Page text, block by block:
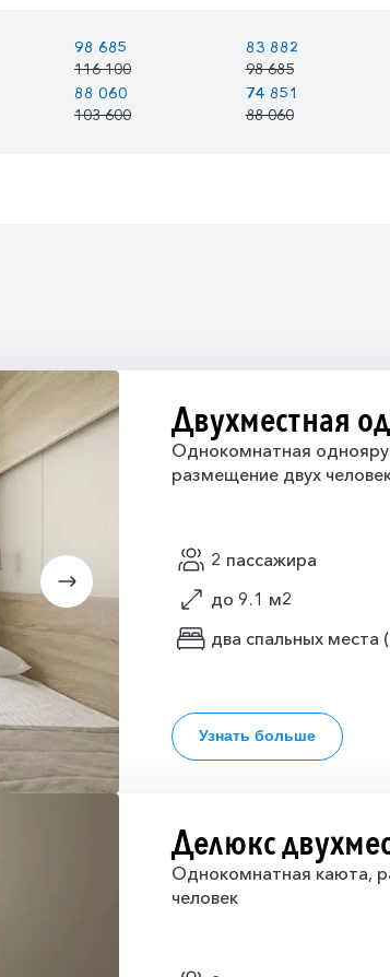
98 685
116 100
83 882
98 685
88 060
103 600
74 851
88 060
Двухместная
Однокомнатная
размещение двух
2 пассажира
до 9.1 м2
два спальных места
Узнать больше
Делюкс
Однокомнатная каюта,
человек